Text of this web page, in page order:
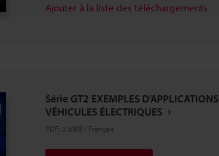
Ajouter à la liste des téléchargements
Série GT2 EXEMPLES D’APPLICATIONS
VÉHICULES ÉLECTRIQUES
PDF: 2.6MB / Français